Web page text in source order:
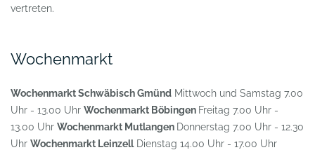
vertreten.
Wochenmarkt
Wochenmarkt Schwäbisch Gmünd Mittwoch und Samstag 7.00
Uhr - 13.00 Uhr Wochenmarkt Böbingen Freitag 7.00 Uhr -
13.00 Uhr Wochenmarkt Mutlangen Donnerstag 7.00 Uhr - 12.30
Uhr Wochenmarkt LeinzellDienstag 14.00 Uhr - 17.00 Uhr